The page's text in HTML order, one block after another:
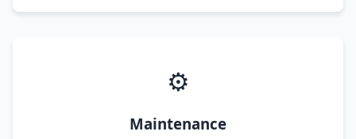
⚙️
Maintenance